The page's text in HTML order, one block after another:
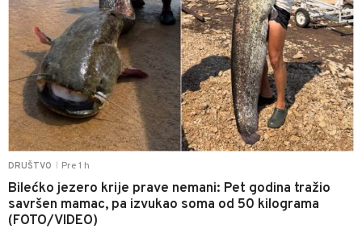
DRUŠTVO Pre 1 h
Bilećko jezero krije prave nemani: Pet godina tražio
savršen mamac, pa izvukao soma od 50 kilograma
(FOTO/VIDEO)